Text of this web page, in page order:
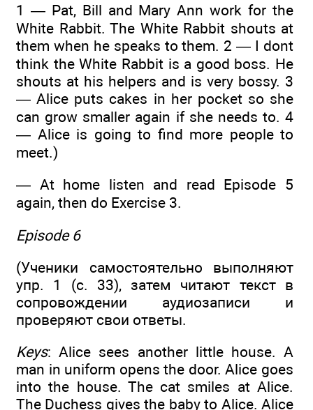
1 — Pat, Bill and Mary Ann work for the
White Rabbit. The White Rabbit shouts at
them when he speaks to them. 2 — I dont
think the White Rabbit is a good boss. He
shouts at his helpers and is very bossy. 3
— Alice puts cakes in her pocket so she
can grow smaller again if she needs to. 4
— Alice is going to find more people to
meet.)
— At home listen and read Episode 5
again, then do Exercise 3.
Episode 6
(Ученики самостоятельно выполняют
упр. 1 (с. 33), затем читают текст в
сопровождении аудиозаписи и
проверяют свои ответы.
Keys: Alice sees another little house. A
man in uniform opens the door. Alice goes
into the house. The cat smiles at Alice.
The Duchess gives the baby to Alice. Alice